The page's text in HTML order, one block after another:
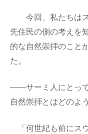
今回、私たちはス
先住民の側の考えを
的な自然崇拝のこと
た。
——サーミ人にとっ
自然崇拝とはどのよ
「何世紀も前にス